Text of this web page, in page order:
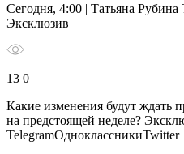
Сегодня, 4:00 | Татьяна
Эксклюзив
13 0
Какие изменения будут ждать
на предстоящей неделе?
TelegramОдноклассникиTwitter